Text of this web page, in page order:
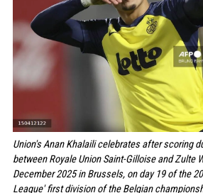
Union's Anan Khalaili celebrates after scoring
between Royale Union Saint-Gilloise and Zulte
December 2025 in Brussels, on day 19 of the
League' first division of the Belgian